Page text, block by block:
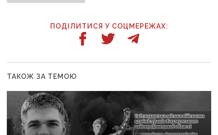
ПОДІЛИТИСЯ У СОЦМЕРЕЖАХ:
ТАКОЖ ЗА ТЕМОЮ